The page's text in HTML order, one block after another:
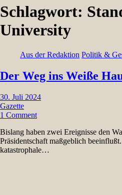
Schlagwort:
University
Aus der Redaktion Politik &
Der Weg ins Weiße
30. Juli 2024
Gazette
1 Comment
Bislang haben zwei Ereignisse den
Präsidentschaft maßgeblich
katastrophale…